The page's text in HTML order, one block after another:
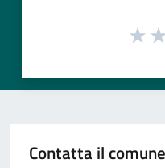
Contatta il comune